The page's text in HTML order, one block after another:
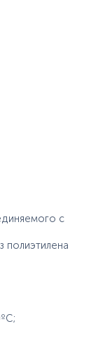
с
полиэтилена